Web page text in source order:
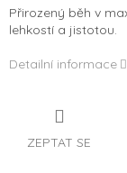
Přirozený běh v
lehkostí a jistotou.
Detailní informace
ZEPTAT SE